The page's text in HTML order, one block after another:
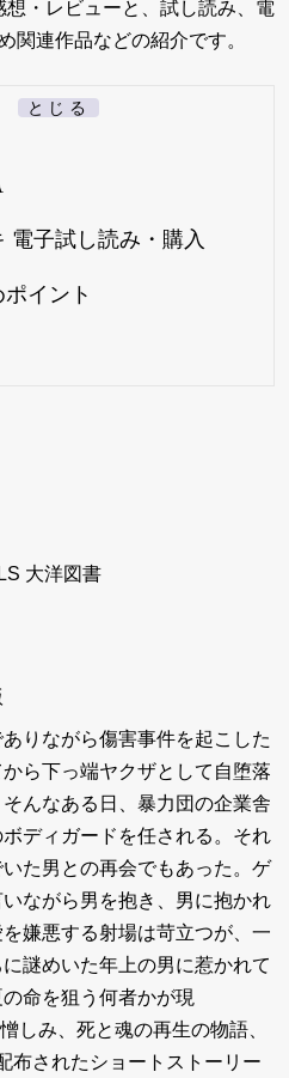
・レビューと、試し読み、電
関連作品などの紹介です。
とじる
電子試し読み・購入
イント
大洋図書
りながら傷害事件を起こした
ら下っ端ヤクザとして自堕落
んなある日、暴力団の企業舎
ディガードを任される。それ
た男との再会でもあった。ゲ
ながら男を抱き、男に抱かれ
嫌悪する射場は苛立つが、一
謎めいた年上の男に惹かれて
命を狙う何者かが現
み、死と魂の再生の物語、
されたショートストーリー